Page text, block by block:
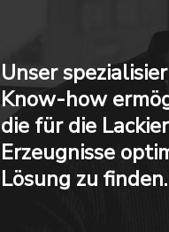
Unser
Know-how
die für die
Erzeugnisse
Lösung zu finden.